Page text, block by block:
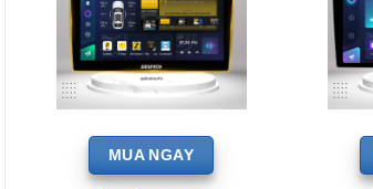
MUA NGAY